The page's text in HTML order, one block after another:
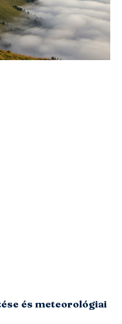
és meteorológiai